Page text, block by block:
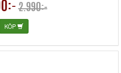
2.990:-
KÖP